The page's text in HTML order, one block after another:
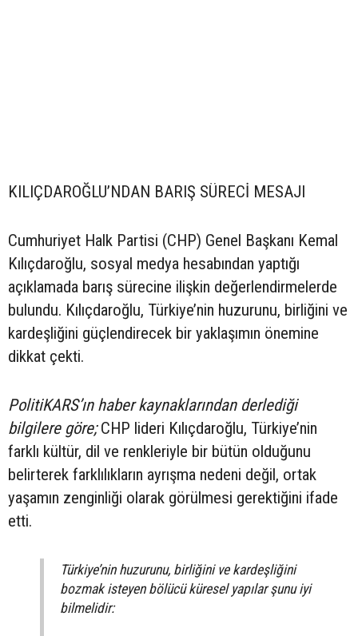
KILIÇDAROĞLU’NDAN BARIŞ SÜRECİ MESAJI
Cumhuriyet Halk Partisi (CHP) Genel Başkanı Kemal
Kılıçdaroğlu, sosyal medya hesabından yaptığı
açıklamada barış sürecine ilişkin değerlendirmelerde
bulundu. Kılıçdaroğlu, Türkiye’nin huzurunu, birliğini ve
kardeşliğini güçlendirecek bir yaklaşımın önemine
dikkat çekti.
PolitiKARS’ın haber kaynaklarından derlediği
bilgilere göre;CHP lideri Kılıçdaroğlu, Türkiye’nin
farklı kültür, dil ve renkleriyle bir bütün olduğunu
belirterek farklılıkların ayrışma nedeni değil, ortak
yaşamın zenginliği olarak görülmesi gerektiğini ifade
etti.
Türkiye’nin huzurunu, birliğini ve kardeşliğini
bozmak isteyen bölücü küresel yapılar şunu iyi
bilmelidir: